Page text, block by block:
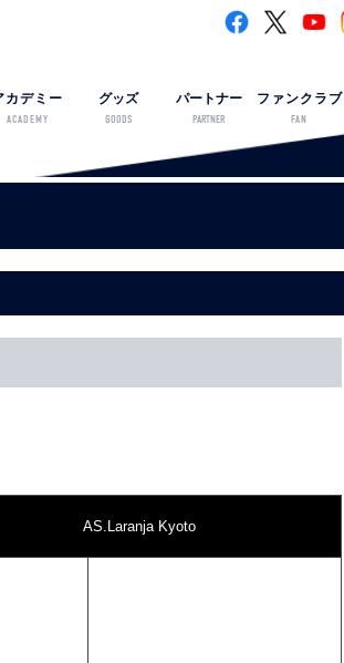
カデミー
ACADEMY
グッズ
GOODS
パートナー
PARTNER
ファンクラブ
FAN
AS.Laranja Kyoto